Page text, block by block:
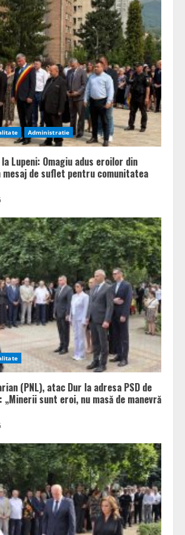
Administratie
Lupeni: Omagiu adus eroilor din
mesaj de suflet pentru comunitatea
(PNL), atac Dur la adresa PSD de
„Minerii sunt eroi, nu masă de manevră